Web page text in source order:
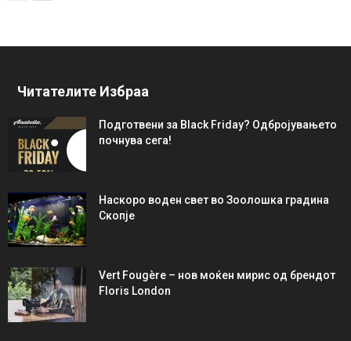
Читателите Избраа
Подготвени за Black Friday? Одбројувањето
почнува сега!
Наскоро воден свет во Зоолошка градина
Скопје
Vert Fougère – нов моќен мирис од брендот
Floris London